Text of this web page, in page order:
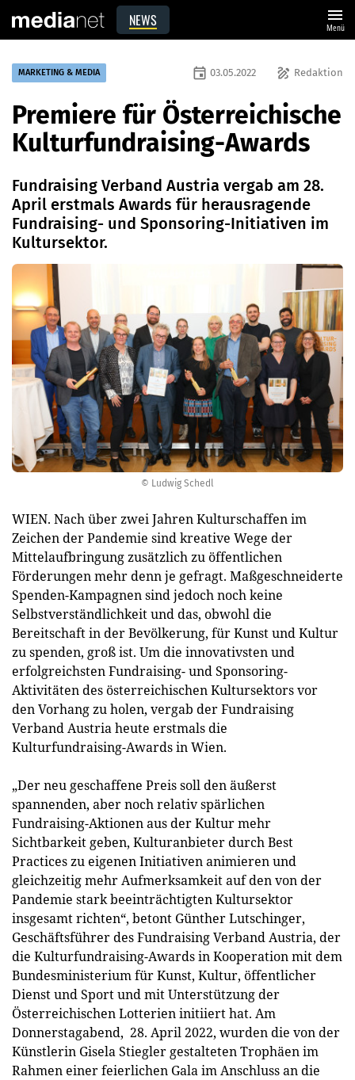
NEWS menu
Menü
© Ludwig Schedl
MARKETING & MEDIA draw Redaktion
event 03.05.2022
Premiere für Österreichische
Kulturfundraising-Awards
Fundraising Verband Austria vergab am 28.
April erstmals Awards für herausragende
Fundraising- und Sponsoring-Initiativen im
Kultursektor.
WIEN. Nach über zwei Jahren Kulturschaffen im
Zeichen der Pandemie sind kreative Wege der
Mittelaufbringung zusätzlich zu öffentlichen
Förderungen mehr denn je gefragt. Maßgeschneiderte
Spenden-Kampagnen sind jedoch noch keine
Selbstverständlichkeit und das, obwohl die
Bereitschaft in der Bevölkerung, für Kunst und Kultur
zu spenden, groß ist. Um die innovativsten und
erfolgreichsten Fundraising- und Sponsoring-
Aktivitäten des österreichischen Kultursektors vor
den Vorhang zu holen, vergab der Fundraising
Verband Austria heute erstmals die
Kulturfundraising-Awards in Wien.
„Der neu geschaffene Preis soll den äußerst
spannenden, aber noch relativ spärlichen
Fundraising-Aktionen aus der Kultur mehr
Sichtbarkeit geben, Kulturanbieter durch Best
Practices zu eigenen Initiativen animieren und
gleichzeitig mehr Aufmerksamkeit auf den von der
Pandemie stark beeinträchtigten Kultursektor
insgesamt richten“, betont Günther Lutschinger,
Geschäftsführer des Fundraising Verband Austria, der
die Kulturfundraising-Awards in Kooperation mit dem
Bundesministerium für Kunst, Kultur, öffentlicher
Dienst und Sport und mit Unterstützung der
Österreichischen Lotterien initiiert hat. Am
Donnerstagabend, 28. April 2022, wurden die von der
Künstlerin Gisela Stiegler gestalteten Trophäen im
Rahmen einer feierlichen Gala im Anschluss an die